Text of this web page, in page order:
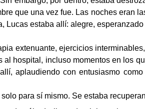
que una vez fue. Las noches eran
Lucas estaba allí: alegre,
extenuante, ejercicios
hospital, incluso momentos en los
aplaudiendo con entusiasmo
para sí mismo. Se estaba